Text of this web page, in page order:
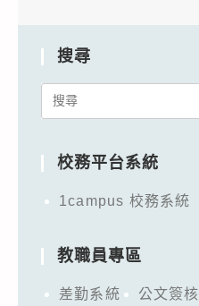
搜尋
Search
校務平台系統
1campus 校務系統
教職員專區
差勤系統 公文簽核